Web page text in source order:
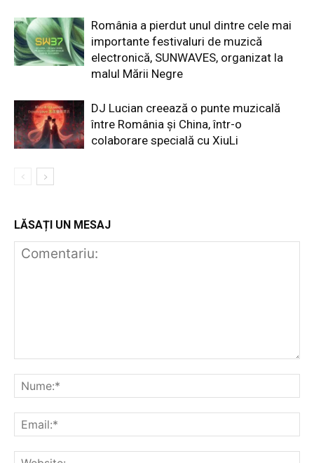
România a pierdut unul dintre cele mai
importante festivaluri de muzică
electronică, SUNWAVES, organizat la
malul Mării Negre
DJ Lucian creează o punte muzicală
între România și China, într-o
colaborare specială cu XiuLi
LĂSAȚI UN MESAJ